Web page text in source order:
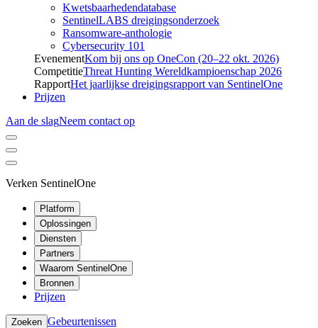
Kwetsbaarhedendatabase
SentinelLABS dreigingsonderzoek
Ransomware-anthologie
Cybersecurity 101
EvenementKom bij ons op OneCon (20–22 okt. 2026)
CompetitieThreat Hunting Wereldkampioenschap 2026
RapportHet jaarlijkse dreigingsrapport van SentinelOne
Prijzen
Aan de slagNeem contact op
Verken SentinelOne
Platform
Oplossingen
Diensten
Partners
Waarom SentinelOne
Bronnen
Prijzen
Zoeken Gebeurtenissen